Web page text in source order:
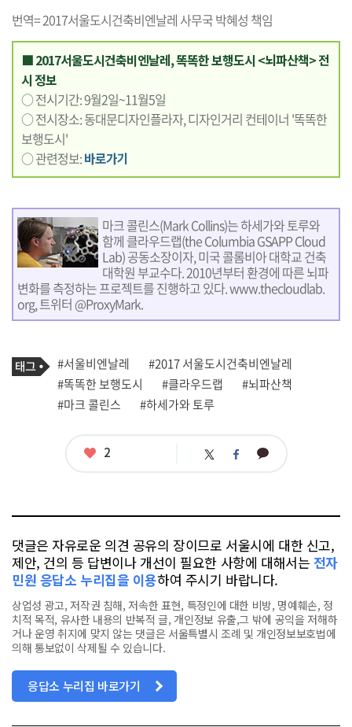
번역= 2017서울도시건축비엔날레 사무국 박혜성 책임
■ 2017서울도시건축비엔날레, 똑똑한 보행도시 <뇌파산책> 전
시 정보
○ 전시기간: 9월2일~11월5일
○ 전시장소: 동대문디자인플라자, 디자인거리 컨테이너 '똑똑한
보행도시'
○ 관련정보:바로가기
마크 콜린스(Mark Collins)는 하세가와 토루와
함께 클라우드랩(the Columbia GSAPP Cloud
Lab) 공동소장이자, 미국 콜롬비아 대학교 건축
대학원 부교수다. 2010년부터 환경에 따른 뇌파
변화를 측정하는 프로젝트를 진행하고 있다.www.thecloudlab.
org, 트위터 @ProxyMark.
기
사
관
련
태
태
그
#서울비엔날레
#2017 서울도시건축비엔날레
#똑똑한 보행도시
#클라우드랩
#뇌파산책
#마크 콜린스
#하세가와 토루
좋
2 트 페 카
댓글은 자유로운 의견 공유의 장이므로 서울시에 대한 신고,
제안, 건의 등 답변이나 개선이 필요한 사항에 대해서는 전자
민원 응답소 누리집을 이용하여 주시기 바랍니다.
상업성 광고, 저작권 침해, 저속한 표현, 특정인에 대한 비방, 명예훼손, 정
치적 목적, 유사한 내용의 반복적 글, 개인정보 유출,그 밖에 공익을 저해하
거나 운영 취지에 맞지 않는 댓글은 서울특별시 조례 및 개인정보보호법에
의해 통보없이 삭제될 수 있습니다.
응답소 누리집 바로가기